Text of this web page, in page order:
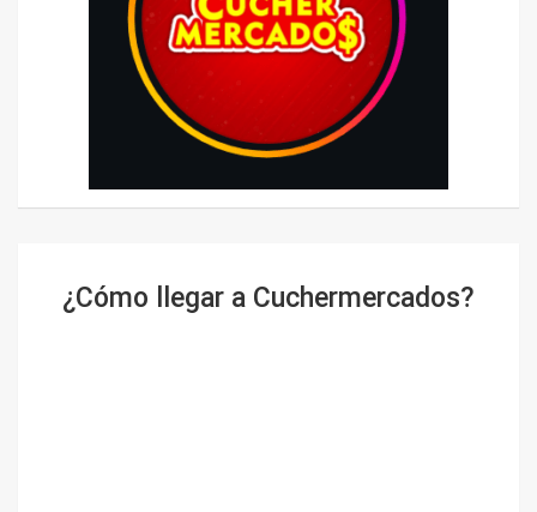
¿Cómo llegar a Cuchermercados?